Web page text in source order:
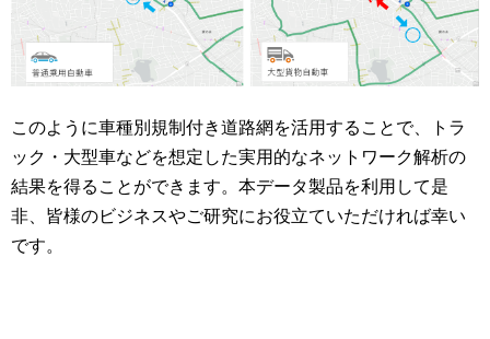
このように車種別規制付き道路網を活用することで、トラ
ック・大型車などを想定した実用的なネットワーク解析の
結果を得ることができます。本データ製品を利用して是
非、皆様のビジネスやご研究にお役立ていただければ幸い
です。